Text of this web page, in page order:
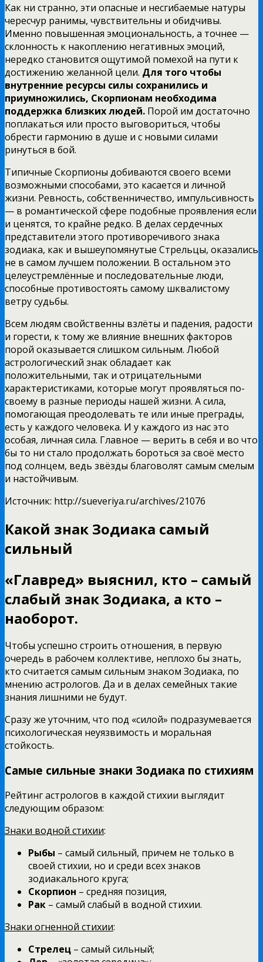
Как ни странно, эти опасные и несгибаемые натуры
чересчур ранимы, чувствительны и обидчивы.
Именно повышенная эмоциональность, а точнее —
склонность к накоплению негативных эмоций,
нередко становится ощутимой помехой на пути к
достижению желанной цели. Для того чтобы
внутренние ресурсы силы сохранились и
приумножились, Скорпионам необходима
поддержка близких людей. Порой им достаточно
поплакаться или просто выговориться, чтобы
обрести гармонию в душе и с новыми силами
ринуться в бой.
Типичные Скорпионы добиваются своего всеми
возможными способами, это касается и личной
жизни. Ревность, собственничество, импульсивность
— в романтической сфере подобные проявления если
и ценятся, то крайне редко. В делах сердечных
представители этого противоречивого знака
зодиака, как и вышеупомянутые Стрельцы, оказались
не в самом лучшем положении. В остальном это
целеустремлённые и последовательные люди,
способные противостоять самому шквалистому
ветру судьбы.
Всем людям свойственны взлёты и падения, радости
и горести, к тому же влияние внешних факторов
порой оказывается слишком сильным. Любой
астрологический знак обладает как
положительными, так и отрицательными
характеристиками, которые могут проявляться по-
своему в разные периоды нашей жизни. А сила,
помогающая преодолевать те или иные преграды,
есть у каждого человека. И у каждого из нас это
особая, личная сила. Главное — верить в себя и во что
бы то ни стало продолжать бороться за своё место
под солнцем, ведь звёзды благоволят самым смелым
и настойчивым.
Источник: http://sueveriya.ru/archives/21076
Какой знак Зодиака самый
сильный
«Главред» выяснил, кто – самый
слабый знак Зодиака, а кто –
наоборот.
Чтобы успешно строить отношения, в первую
очередь в рабочем коллективе, неплохо бы знать,
кто считается самым сильным знаком Зодиака, по
мнению астрологов. Да и в делах семейных такие
знания лишними не будут.
Сразу же уточним, что под «силой» подразумевается
психологическая неуязвимость и моральная
стойкость.
Самые сильные знаки Зодиака по стихиям
Рейтинг астрологов в каждой стихии выглядит
следующим образом:
Знаки водной стихии:
Рыбы – самый сильный, причем не только в
своей стихии, но и среди всех знаков
зодиакального круга;
Скорпион – средняя позиция,
Рак – самый слабый в водной стихии.
Знаки огненной стихии:
Стрелец – самый сильный;